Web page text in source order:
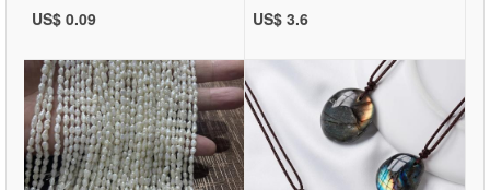
US$ 0.09 US$ 3.6